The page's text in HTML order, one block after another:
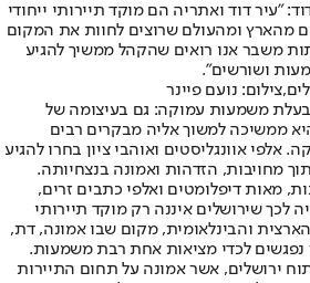
"עיר דוד ואתריה הם מוקד תיירותי ייחודי
מהארץ ומהעולם שרוצים לחוות את המקום
משבר אנו רואים שהקהל ממשיך להגיע
ושורשים".
נועם פיינר
משמעות עמוקה: גם בעיצומה של
ממשיכה למשוך אליה מבקרים רבים
אלפי אוונגליסטים ואוהבי ציון בחרו להגיע
מחויבות, הזדהות ואמונה בנצחיותה.
מאות דיפלומטים ואלפי כתבים זרים,
לכך שירושלים איננה רק מוקד תיירותי
והבינלאומית, מקום שבו אמונה, דת,
נפגשים לכדי מציאות אחת רבת משמעות.
ירושלים, אשר אמונה על תחום התיירות